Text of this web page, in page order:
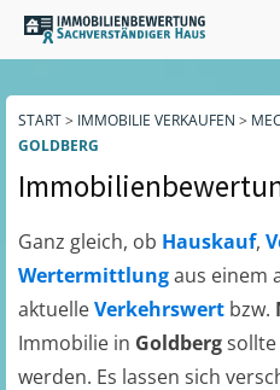
START> IMMOBILIE VERKAUFEN >
GOLDBERG
Ganz gleich, ob Hauskauf,
Wertermittlungaus einem
aktuelleVerkehrswert bzw.
Immobilie in Goldberg
werden. Es lassen sich